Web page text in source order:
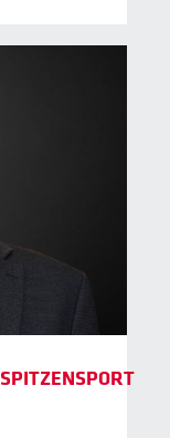
SPITZENSPORT